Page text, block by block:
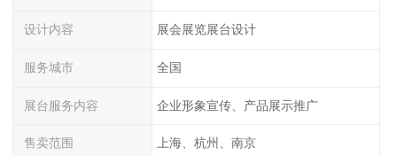
设计内容 展会展览展台设计
服务城市 全国
展台服务内容 企业形象宣传、产品展示推广
售卖范围 上海、杭州、南京